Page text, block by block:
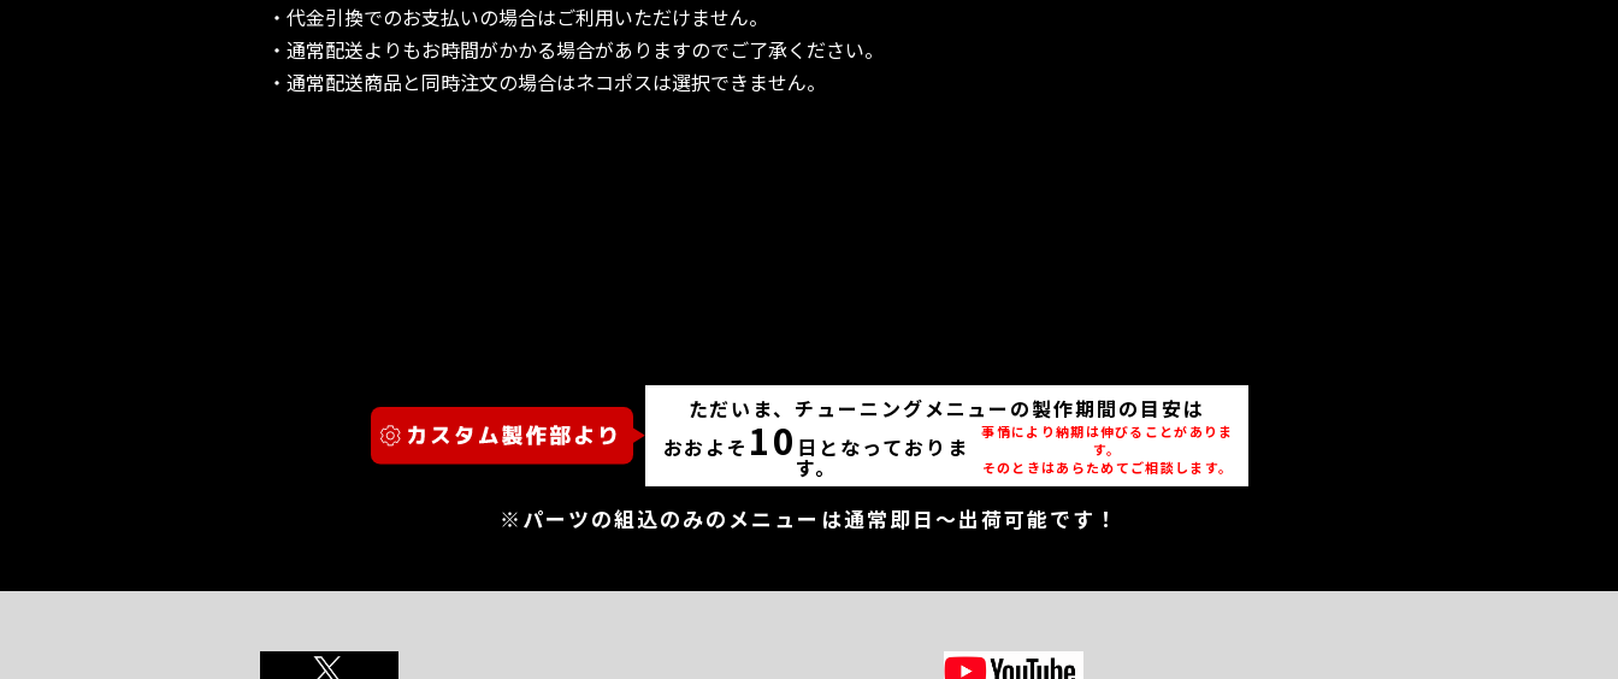
・代金引換でのお支払いの場合はご利用いただけません。
・通常配送よりもお時間がかかる場合がありますのでご了承ください。
・通常配送商品と同時注文の場合はネコポスは選択できません。
ただいま、チューニングメニューの製作期間の目安は
おおよそ 10 日となっておりま
す。
事情により納期は伸びることがありま
す。
そのときはあらためてご相談します。
※パーツの組込のみのメニューは通常即日～出荷可能です！